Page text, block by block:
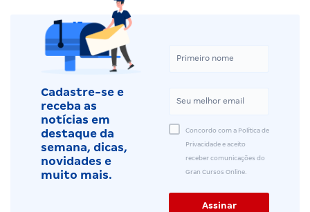
Cadastre-se e
receba as
notícias em
destaque da
semana, dicas,
novidades e
muito mais.